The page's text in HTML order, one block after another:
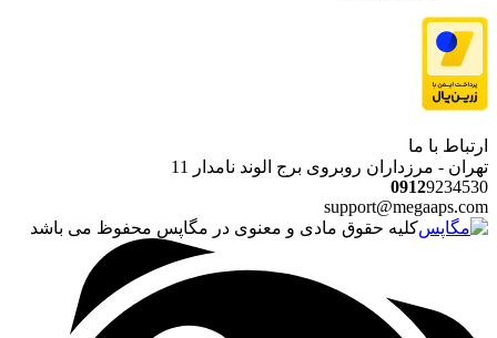
ارتباط با ما
تهران - مرزداران روبروی برج الوند نامدار 11
09129234530
support@megaaps.com
کلیه حقوق مادی و معنوی در مگاپس محفوظ می باشد